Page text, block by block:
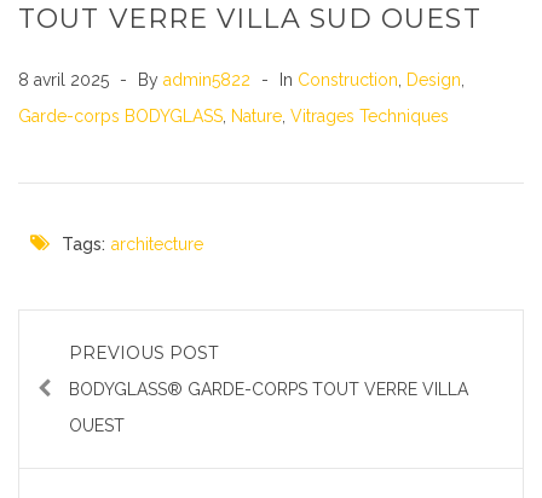
TOUT VERRE VILLA SUD OUEST
8 avril 2025 By admin5822 In Construction Design
Garde-corps BODYGLASS Nature Vitrages Techniques
Tags: architecture
PREVIOUS POST
BODYGLASS® GARDE-CORPS TOUT VERRE VILLA
OUEST